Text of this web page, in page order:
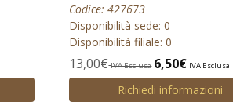
Codice: 427673
Disponibilità sede: 0
Disponibilità filiale: 0
13,00€ IVA Esclusa 6,50€ IVA Esclusa
Richiedi informazioni